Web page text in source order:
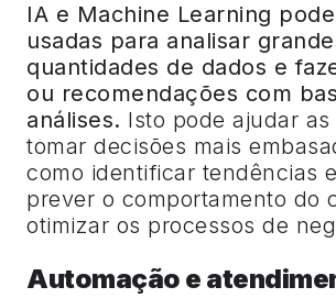
IA e Machine Learning
usadas para analisar
quantidades de dados e
ou recomendações com
análises. Isto pode ajudar as
tomar decisões mais
como identificar tendências
prever o comportamento do
otimizar os processos de
Automação e